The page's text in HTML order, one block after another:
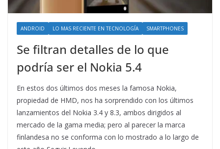
ANDROID LO MAS RECIENTE EN TECNOLOGÍA SMARTPHONES
Se filtran detalles de lo que
podría ser el Nokia 5.4
En estos dos últimos dos meses la famosa Nokia,
propiedad de HMD, nos ha sorprendido con los últimos
lanzamientos del Nokia 3.4 y 8.3, ambos dirigidos al
mercado de la gama media; pero al parecer la marca
finlandesa no se conforma con lo mostrado a lo largo de